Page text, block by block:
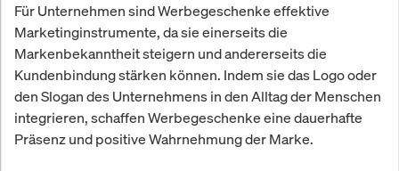
Für Unternehmen sind Werbegeschenke effektive
Marketinginstrumente, da sie einerseits die
Markenbekanntheit steigern und andererseits die
Kundenbindung stärken können. Indem sie das Logo oder
den Slogan des Unternehmens in den Alltag der Menschen
integrieren, schaffen Werbegeschenke eine dauerhafte
Präsenz und positive Wahrnehmung der Marke.